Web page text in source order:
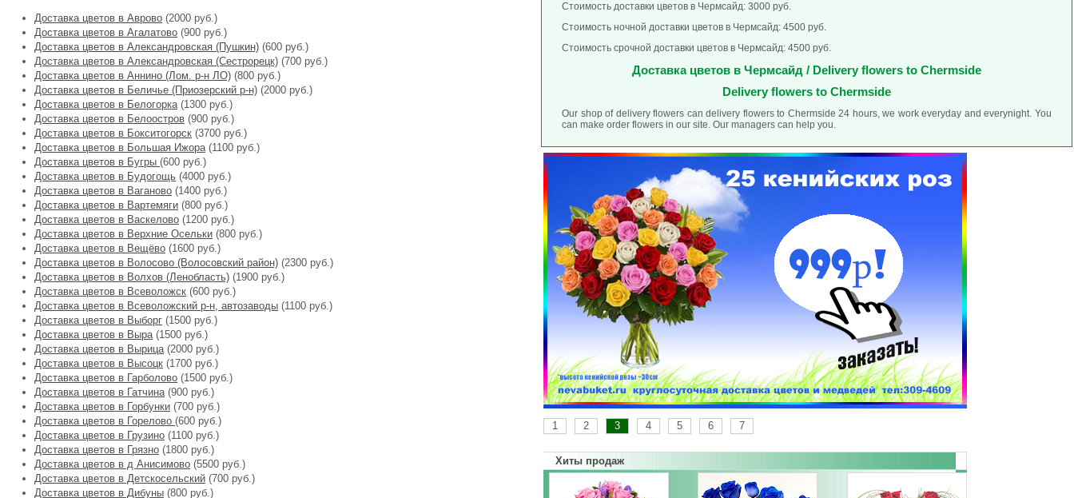
Доставка цветов в Аврово (2000 руб.)
Доставка цветов в Агалатово (900 руб.)
Доставка цветов в Александровская (Пушкин) (600 руб.)
Доставка цветов в Александровская (Сестрорецк) (700 руб.)
Доставка цветов в Аннино (Лом. р-н ЛО) (800 руб.)
Доставка цветов в Беличье (Приозерский р-н) (2000 руб.)
Доставка цветов в Белогорка(1300 руб.)
Доставка цветов в Белоостров (900 руб.)
Доставка цветов в Бокситогорск (3700 руб.)
Доставка цветов в Большая Ижора(1100 руб.)
Доставка цветов в Бугры (600 руб.)
Доставка цветов в Будогощь (4000 руб.)
Доставка цветов в Ваганово (1400 руб.)
Доставка цветов в Вартемяги (800 руб.)
Доставка цветов в Васкелово (1200 руб.)
Доставка цветов в Верхние Осельки (800 руб.)
Доставка цветов в Вещёво (1600 руб.)
Доставка цветов в Волосово (Волосовский район) (2300 руб.)
Доставка цветов в Волхов (Ленобласть) (1900 руб.)
Доставка цветов в Всеволожск (600 руб.)
Доставка цветов в Всеволожский р-н, автозаводы (1100 руб.)
Доставка цветов в Выборг (1500 руб.)
Доставка цветов в Выра(1500 руб.)
Доставка цветов в Вырица(2000 руб.)
Доставка цветов в Высоцк (1700 руб.)
Доставка цветов в Гарболово (1500 руб.)
Доставка цветов в Гатчина(900 руб.)
Доставка цветов в Горбунки (700 руб.)
Доставка цветов в Горелово (600 руб.)
Доставка цветов в Грузино (1100 руб.)
Доставка цветов в Грязно (1800 руб.)
Доставка цветов в д Анисимово (5500 руб.)
Доставка цветов в Детскосельский (700 руб.)
Доставка цветов в Дибуны (800 руб.)
Стоимость доставки цветов в Чермсайд: 3000 руб.
Стоимость ночной доставки цветов в Чермсайд: 4500 руб.
Стоимость срочной доставки цветов в Чермсайд: 4500 руб.
Доставка цветов в Чермсайд / Delivery flowers to Chermside
Delivery flowers to Chermside
Our shop of delivery flowers can delivery flowers to Chermside 24 hours, we work everyday and everynight. You
can make order flowers in our site. Our managers can help you.
1 2 3 4 5 6 7
Хиты продаж